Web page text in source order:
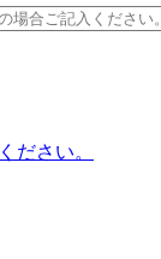
ださい。